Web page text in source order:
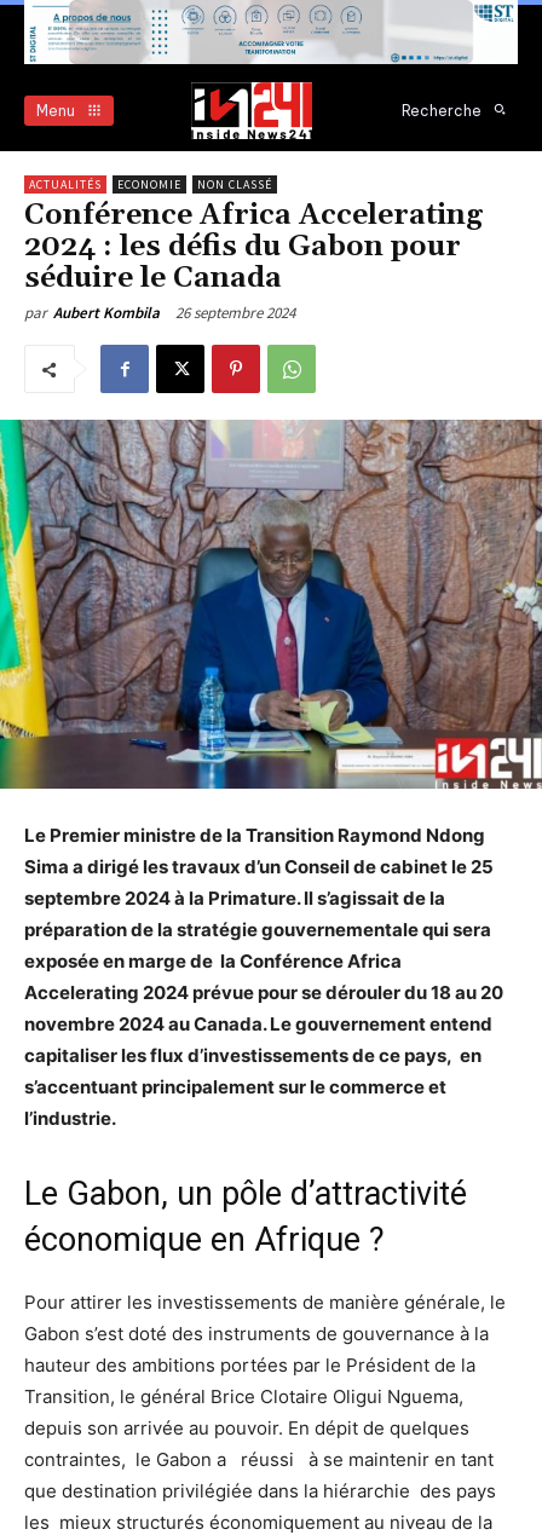
Menu Recherche
ACTUALITÉS ECONOMIE NON CLASSÉ
Conférence Africa Accelerating
2024 : les défis du Gabon pour
séduire le Canada
par Aubert Kombila 26 septembre 2024
Le Premier ministre de la Transition Raymond Ndong
Sima a dirigé les travaux d’un Conseil de cabinet le 25
septembre 2024 à la Primature. Il s’agissait de la
préparation de la stratégie gouvernementale qui sera
exposée en marge de la Conférence Africa
Accelerating 2024 prévue pour se dérouler du 18 au 20
novembre 2024 au Canada. Le gouvernement entend
capitaliser les flux d’investissements de ce pays, en
s’accentuant principalement sur le commerce et
l’industrie.
Le Gabon, un pôle d’attractivité
économique en Afrique ?
Pour attirer les investissements de manière générale, le
Gabon s’est doté des instruments de gouvernance à la
hauteur des ambitions portées par le Président de la
Transition, le général Brice Clotaire Oligui Nguema,
depuis son arrivée au pouvoir. En dépit de quelques
contraintes, le Gabon a réussi à se maintenir en tant
que destination privilégiée dans la hiérarchie des pays
les mieux structurés économiquement au niveau de la